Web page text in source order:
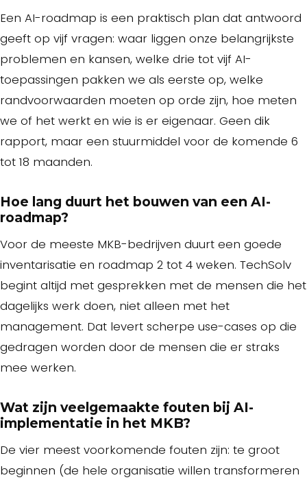
Een AI-roadmap is een praktisch plan dat antwoord
geeft op vijf vragen: waar liggen onze belangrijkste
problemen en kansen, welke drie tot vijf AI-
toepassingen pakken we als eerste op, welke
randvoorwaarden moeten op orde zijn, hoe meten
we of het werkt en wie is er eigenaar. Geen dik
rapport, maar een stuurmiddel voor de komende 6
tot 18 maanden.
Hoe lang duurt het bouwen van een AI-
roadmap?
Voor de meeste MKB-bedrijven duurt een goede
inventarisatie en roadmap 2 tot 4 weken. TechSolv
begint altijd met gesprekken met de mensen die het
dagelijks werk doen, niet alleen met het
management. Dat levert scherpe use-cases op die
gedragen worden door de mensen die er straks
mee werken.
Wat zijn veelgemaakte fouten bij AI-
implementatie in het MKB?
De vier meest voorkomende fouten zijn: te groot
beginnen (de hele organisatie willen transformeren